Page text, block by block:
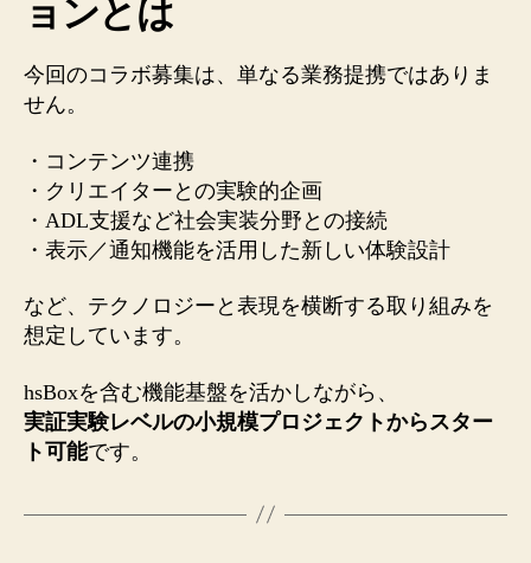
ョンとは
今回のコラボ募集は、単なる業務提携ではありま
せん。
・コンテンツ連携
・クリエイターとの実験的企画
・ADL支援など社会実装分野との接続
・表示／通知機能を活用した新しい体験設計
など、テクノロジーと表現を横断する取り組みを
想定しています。
hsBoxを含む機能基盤を活かしながら、
実証実験レベルの小規模プロジェクトからスター
ト可能です。